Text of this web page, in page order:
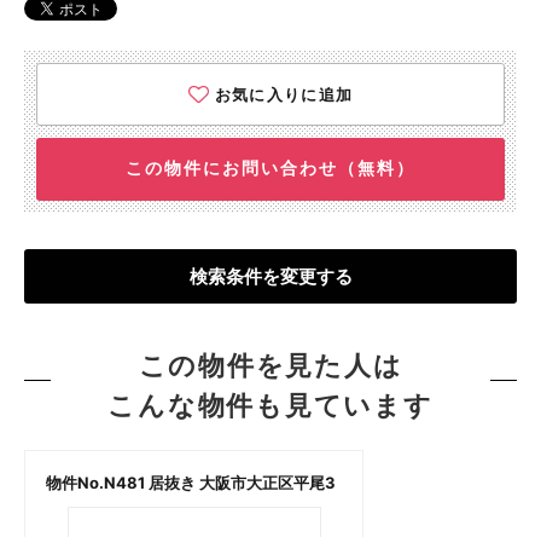
お気に入りに追加
この物件にお問い合わせ（無料）
検索条件を変更する
この物件を見た人は
こんな物件も見ています
物件No.N481 居抜き 大阪市大正区平尾3